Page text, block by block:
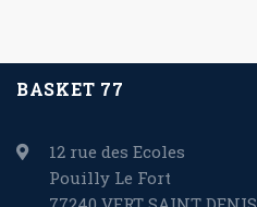
BASKET 77
12 rue des Ecoles
Pouilly Le Fort